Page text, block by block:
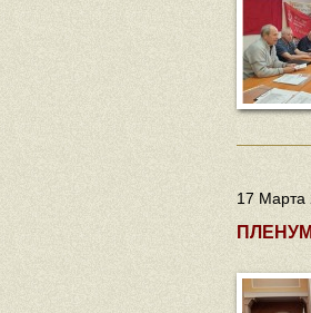
17 Марта